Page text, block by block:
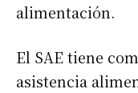
alimentación.
El SAE tiene
asistencia